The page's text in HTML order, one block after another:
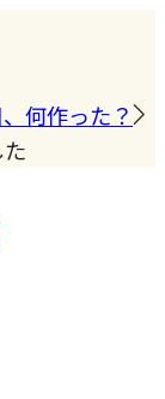
何作った？